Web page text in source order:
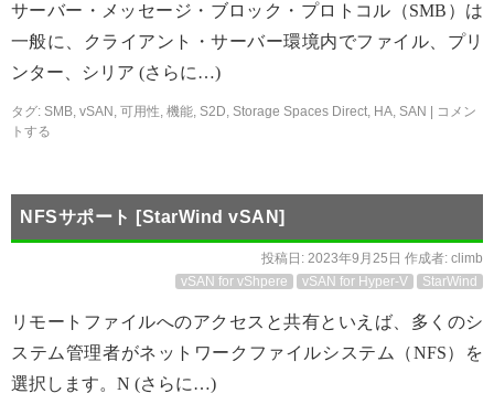
サーバー・メッセージ・ブロック・プロトコル（SMB）は
一般に、クライアント・サーバー環境内でファイル、プリ
ンター、シリア (さらに…)
タグ: SMB, vSAN , 可用性, 機能, S2D, Storage Spaces Direct, HA, SAN
コメン
トする
NFSサポート [StarWind vSAN]
投稿日: 2023年9月25日 作成者: climb
vSAN for vShpere
vSAN for Hyper-V StarWind
リモートファイルへのアクセスと共有といえば、多くのシ
ステム管理者がネットワークファイルシステム（NFS）を
選択します。N (さらに…)